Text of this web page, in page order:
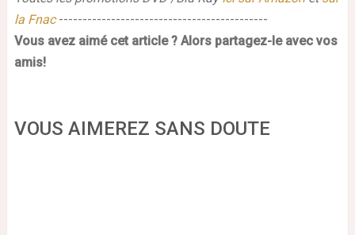
la Fnac --------------------------------------------
Vous avez aimé cet article ? Alors partagez-le avec vos
amis!
VOUS AIMEREZ SANS DOUTE